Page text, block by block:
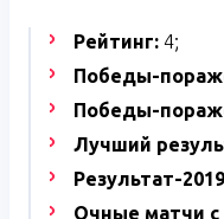
Рейтинг: 4;
Победы-
Победы-
Лучший
Результат-
Очные матчи с